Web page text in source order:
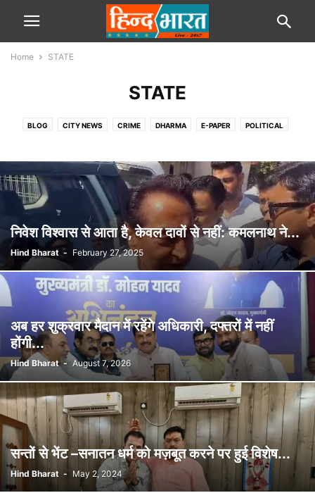
Home STATE
STATE
BLOG CITY NEWS CRIME DHARMA E-PAPER POLITICAL
निवेश विश्वास से आता है, केवल दावों से नहीं: कमलनाथ ने...
Hind Bharat - February 27, 2025
अब हर शुक्रवार मैदान में रहेंगे अधिकारी, दफ्तरों में नहीं
होंगी...
Hind Bharat - August 7, 2026
सन्तों से भेंट –सनातन धर्म को मज़बूत करने पर हुई विशेष...
Hind Bharat - May 2, 2024